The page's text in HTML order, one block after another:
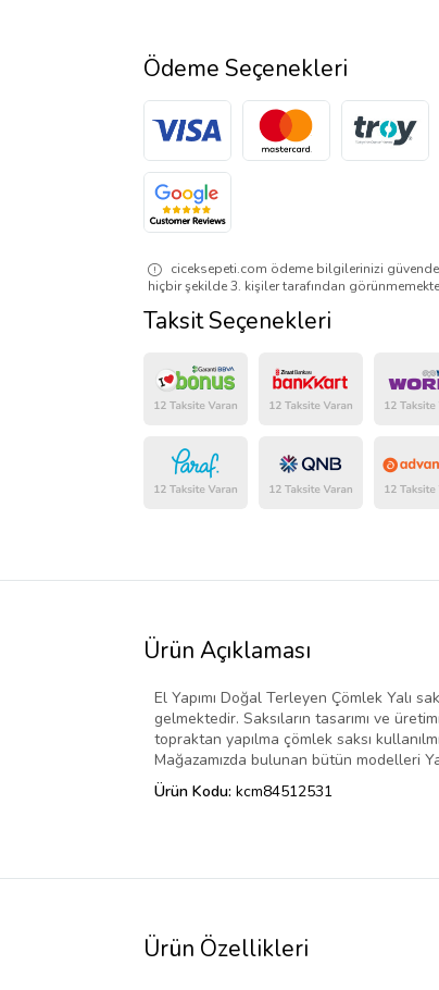
Ödeme Seçenekleri
ciceksepeti.com ödeme bilgilerinizi
hiçbir şekilde 3. kişiler tarafından
Taksit Seçenekleri
Ürün Açıklaması
El Yapımı Doğal Terleyen Çömlek Yalı
gelmektedir. Saksıların tasarımı ve
topraktan yapılma çömlek saksı
Mağazamızda bulunan bütün modelleri
Ürün Kodu: kcm84512531
Ürün Özellikleri